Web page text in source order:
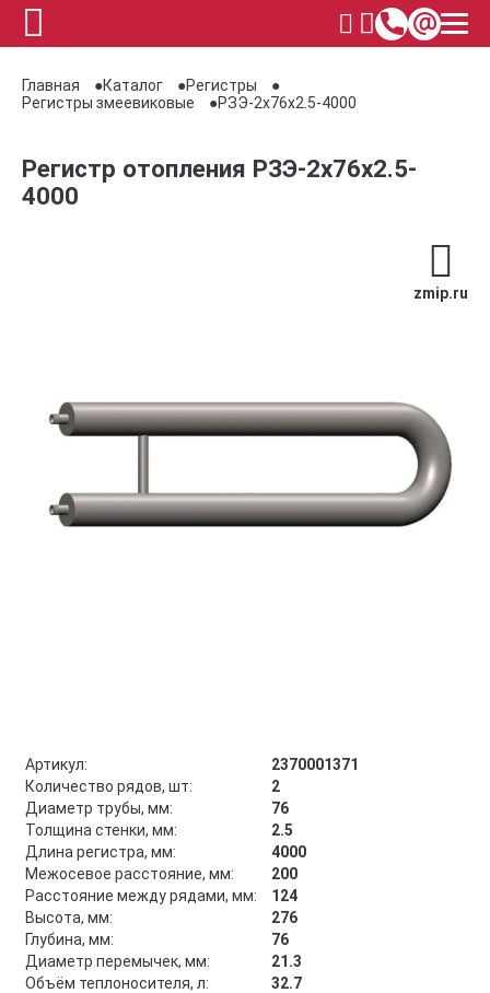
Главная Каталог
Регистры
Регистры змеевиковые
РЗЭ-2x76x2.5-4000
Регистр отопления РЗЭ-2x76x2.5-
4000
zmip.ru
Артикул:
2370001371
Количество рядов, шт:
2
Диаметр трубы, мм:
76
Толщина стенки, мм:
2.5
Длина регистра, мм:
4000
Межосевое расстояние, мм:
200
Расстояние между рядами, мм:
124
Высота, мм:
276
Глубина, мм:
76
Диаметр перемычек, мм:
21.3
Объём теплоносителя, л:
32.7